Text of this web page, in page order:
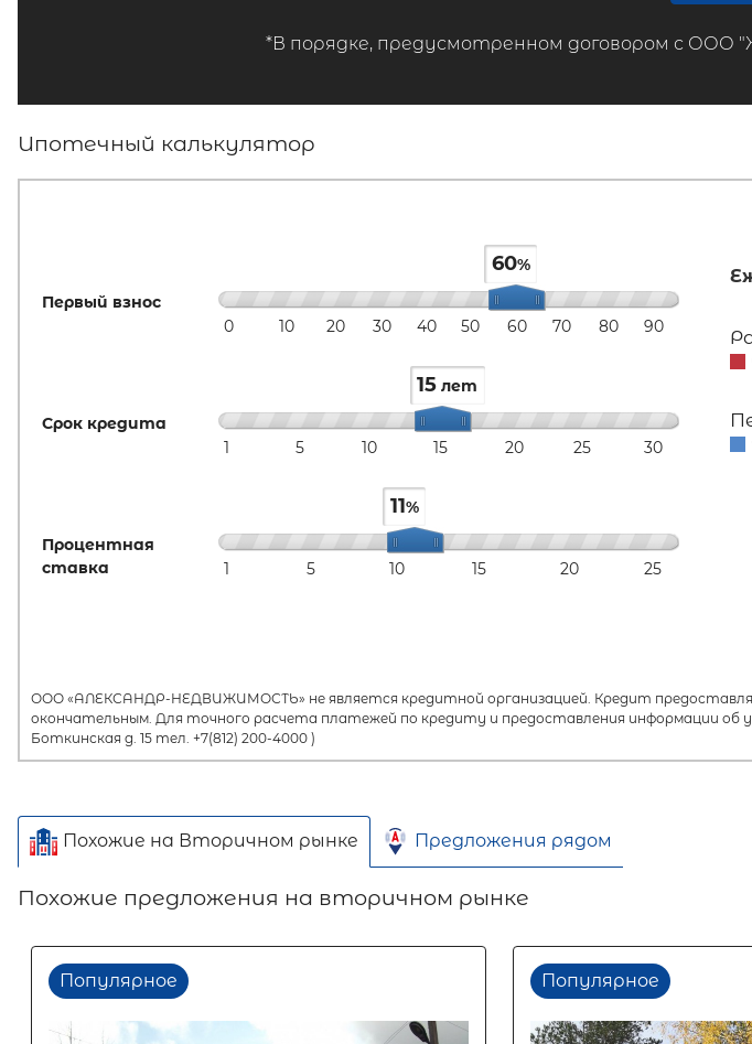
*В порядке, предусмотренном договором с ООО
Ипотечный калькулятор
Первый взнос
60%
0 10 20 30 40 50 60 70 80 90
Срок кредита
15 лет
1 5 10 15 20 25 30
Процентная
ставка
11%
1 5 10 15 20 25
ООО «АЛЕКСАНДР-НЕДВИЖИМОСТЬ» не является кредитной организацией. Кредит
окончательным. Для точного расчета платежей по кредиту и предоставления информации
Боткинская д. 15 тел. +7(812) 200-4000 )
Похожие на Вторичном рынке Предложения рядом
Похожие предложения на вторичном рынке
Популярное Популярное